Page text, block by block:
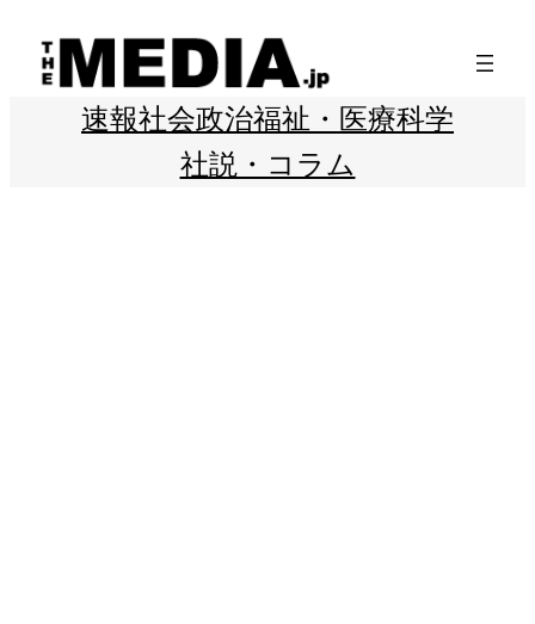
速報社会政治福祉・医療科学
社説・コラム